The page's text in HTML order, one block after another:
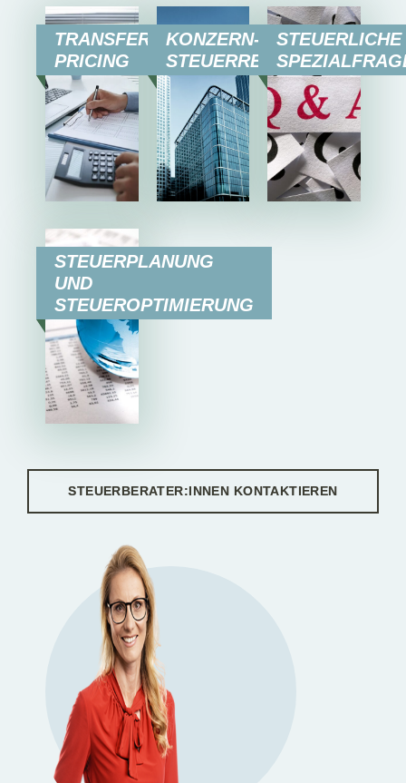
TRANSFER
PRICING
STEUERPLANUNG
UND
STEUEROPTIMIERUNG
KONZERN-
STEUERRECHT
STEUERLICHE
STEUERBERATER:INNEN KONTAKTIEREN